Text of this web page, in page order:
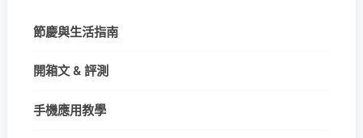
節慶與生活指南
開箱文 & 評測
手機應用教學